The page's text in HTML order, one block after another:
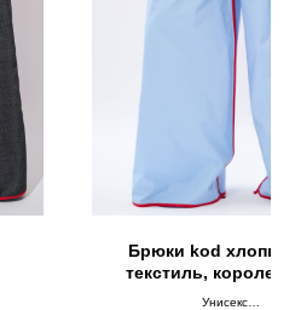
Брюки kod
текстиль,
голубой
Унисекс